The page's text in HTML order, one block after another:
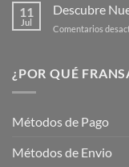
11
Jul
Descubre
Comentarios
¿POR QUÉ
Métodos de Pago
Métodos de Envio